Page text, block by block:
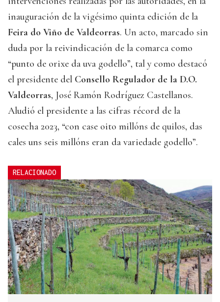
inauguración de la vigésimo quinta edición de la
Feira do Viño de Valdeorras. Un acto, marcado sin
duda por la reivindicación de la comarca como
“punto de orixe da uva godello”, tal y como destacó
el presidente del Consello Regulador de la D.O.
Valdeorras, José Ramón Rodríguez Castellanos.
Aludió el presidente a las cifras récord de la
cosecha 2023, “con case oito millóns de quilos, das
cales uns seis millóns eran da variedade godello”.
RELACIONADO